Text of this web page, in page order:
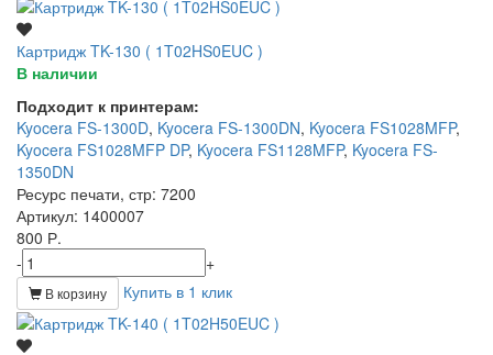
Картридж TK-130 ( 1T02HS0EUC )
В наличии
Подходит к принтерам:
Kyocera FS-1300D, Kyocera FS-1300DN, Kyocera FS1028MFP,
Kyocera FS1028MFP DP, Kyocera FS1128MFP, Kyocera FS-
1350DN
Ресурс печати, стр: 7200
Артикул: 1400007
800 Р.
-
+
В корзину Купить в 1 клик